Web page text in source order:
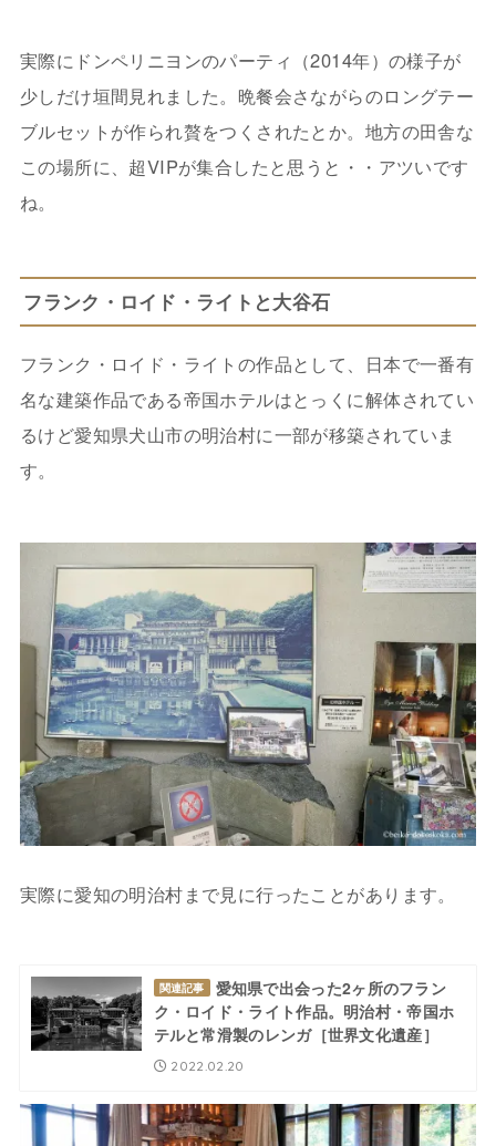
実際にドンペリニヨンのパーティ（2014年）の様子が
少しだけ垣間見れました。晩餐会さながらのロングテー
ブルセットが作られ贅をつくされたとか。地方の田舎な
この場所に、超VIPが集合したと思うと・・アツいです
ね。
フランク・ロイド・ライトと大谷石
フランク・ロイド・ライトの作品として、日本で一番有
名な建築作品である帝国ホテルはとっくに解体されてい
るけど愛知県犬山市の明治村に一部が移築されていま
す。
実際に愛知の明治村まで見に行ったことがあります。
関連記事
愛知県で出会った2ヶ所のフラン
ク・ロイド・ライト作品。明治村・帝国ホ
テルと常滑製のレンガ［世界文化遺産］
2022.02.20